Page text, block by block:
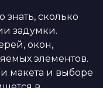
знать, сколько
задумки.
окон,
элементов.
макета и выборе